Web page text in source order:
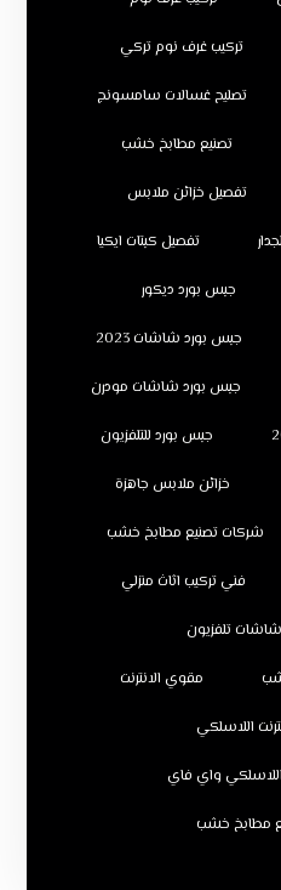
تركيب غرف نوم تركي
تصليح غسالات سامسونج
تصنيع مطابخ خشب
تفصيل خزائن ملابس
تفصيل كبتات ايكيا
جبس بورد ديكور
جبس بورد شاشات 2023
جبس بورد شاشات مودرن
جبس بورد للتلفزيون
خزائن ملابس جاهزة
شركات تصنيع مطابخ خشب
فني تركيب اثاث منزلي
تلفزيون
مقوي الانترنت
اللاسلكي
واي فاي
مطابخ خشب